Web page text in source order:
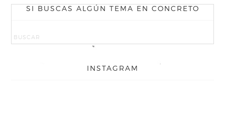
SI BUSCAS ALGÚN TEMA EN CONCRETO
INSTAGRAM